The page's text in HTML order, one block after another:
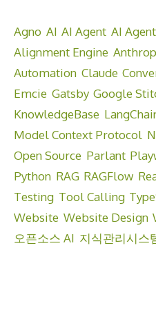
Agno AI AI Agent AI
Alignment Engine
Automation Claude
Emcie Gatsby Google
KnowledgeBase
Model Context Protocol
Open Source Parlant
Python RAG RAGFlow
Testing Tool Calling
Website Website Design
오픈소스 AI 지식관리시스